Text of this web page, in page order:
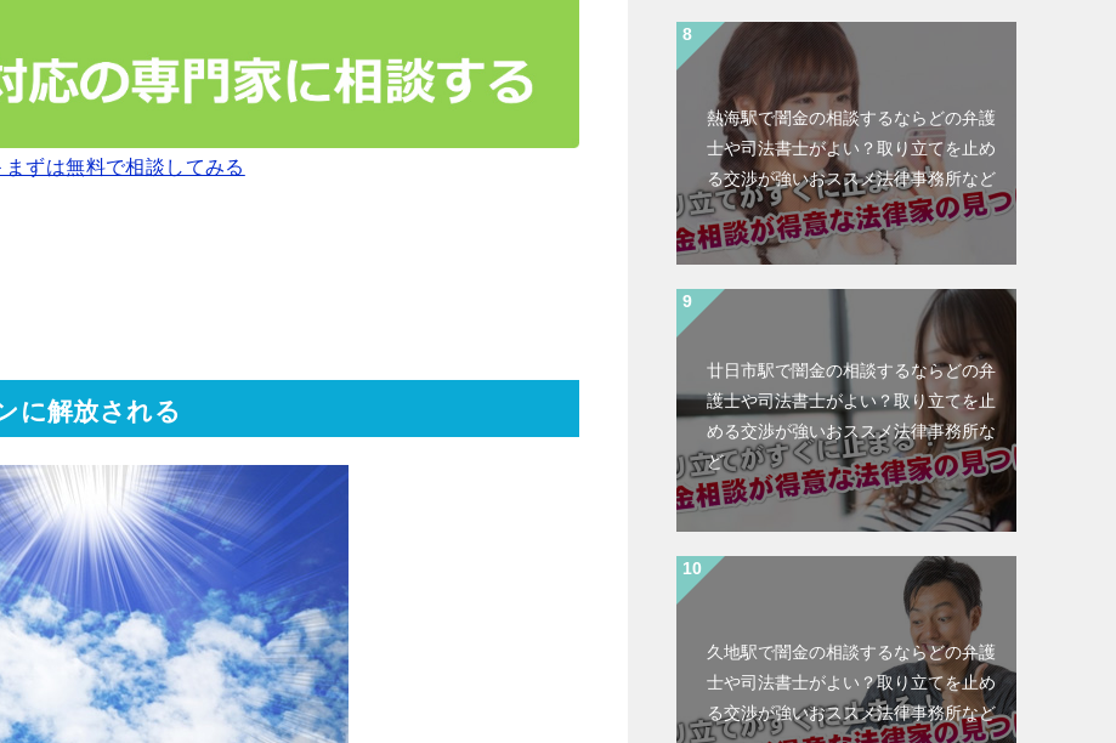
まずは無料で相談してみる
に解放される
熱海駅で闇金の相談するならどの弁護
士や司法書士がよい？取り立てを止め
る交渉が強いおススメ法律事務所など
廿日市駅で闇金の相談するならどの弁
護士や司法書士がよい？取り立てを止
める交渉が強いおススメ法律事務所な
ど
久地駅で闇金の相談するならどの弁護
士や司法書士がよい？取り立てを止め
る交渉が強いおススメ法律事務所など